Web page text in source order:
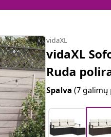
vidaXL
vidaXL
Ruda
Spalva(7